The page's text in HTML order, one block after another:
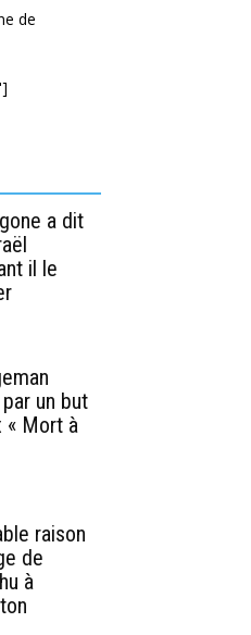
de
a dit
il le
un but
« Mort à
raison
de
à